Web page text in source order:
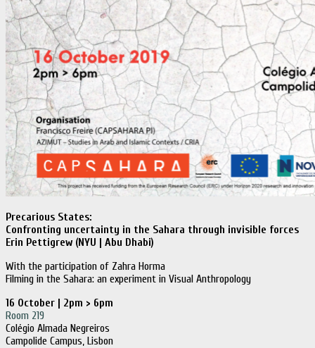
Precarious States:
Confronting uncertainty in the Sahara through invisible forces
Erin Pettigrew (NYU | Abu Dhabi)
With the participation of Zahra Horma
Filming in the Sahara: an experiment in Visual Anthropology
16 October | 2pm > 6pm
Room 219
Colégio Almada Negreiros
Campolide Campus, Lisbon